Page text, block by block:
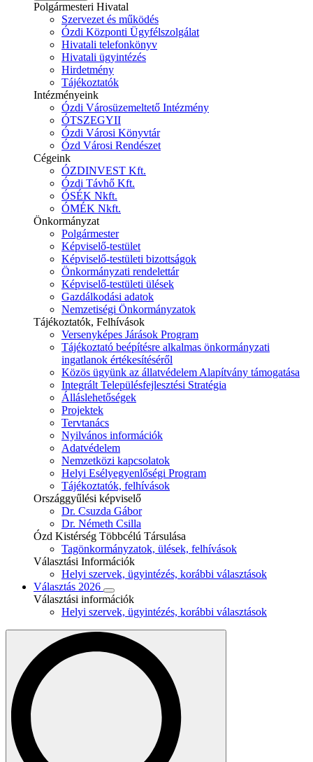
Polgármesteri Hivatal
Szervezet és működés
Ózdi Központi Ügyfélszolgálat
Hivatali telefonkönyv
Hivatali ügyintézés
Hirdetmény
Tájékoztatók
Intézményeink
Ózdi Városüzemeltető Intézmény
ÓTSZEGYII
Ózdi Városi Könyvtár
Ózd Városi Rendészet
Cégeink
ÓZDINVEST Kft.
Ózdi Távhő Kft.
ÓSÉK Nkft.
ÓMÉK Nkft.
Önkormányzat
Polgármester
Képviselő-testület
Képviselő-testületi bizottságok
Önkormányzati rendelettár
Képviselő-testületi ülések
Gazdálkodási adatok
Nemzetiségi Önkormányzatok
Tájékoztatók, Felhívások
Versenyképes Járások Program
Tájékoztató beépítésre alkalmas önkormányzati
ingatlanok értékesítéséről
Közös ügyünk az állatvédelem Alapítvány támogatása
Integrált Településfejlesztési Stratégia
Álláslehetőségek
Projektek
Tervtanács
Nyilvános információk
Adatvédelem
Nemzetközi kapcsolatok
Helyi Esélyegyenlőségi Program
Tájékoztatók, felhívások
Országgyűlési képviselő
Dr. Csuzda Gábor
Dr. Németh Csilla
Ózd Kistérség Többcélú Társulása
Tagönkormányzatok, ülések, felhívások
Választási Információk
Helyi szervek, ügyintézés, korábbi választások
Választás 2026
Választási információk
Helyi szervek, ügyintézés, korábbi választások